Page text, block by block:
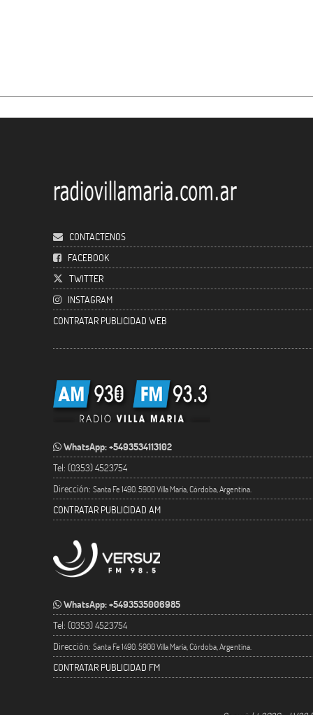
CONTACTENOS
FACEBOOK
TWITTER
INSTAGRAM
CONTRATAR PUBLICIDAD WEB
WhatsApp: +5493534113102
Tel: (0353) 4523754
Dirección: Santa Fe 1490. 5900 Villa María, Córdoba, Argentina.
CONTRATAR PUBLICIDAD AM
WhatsApp: +5493535006985
Tel: (0353) 4523754
Dirección: Santa Fe 1490. 5900 Villa María, Córdoba, Argentina.
CONTRATAR PUBLICIDAD FM